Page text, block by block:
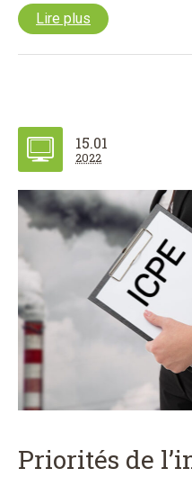
Lire plus
15.01
2022
Priorités de